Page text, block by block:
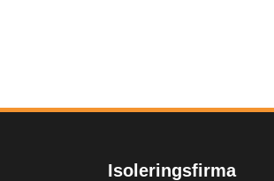
Isoleringsfirma